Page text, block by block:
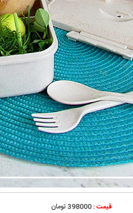
قیمت :398000 تومان